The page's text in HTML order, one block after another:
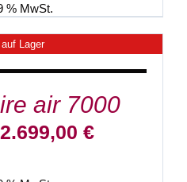
1.299,00 €
% MwSt.
Lager
DETAILS
air 7000
Ursprünglicher
2.699,00 €Aktueller